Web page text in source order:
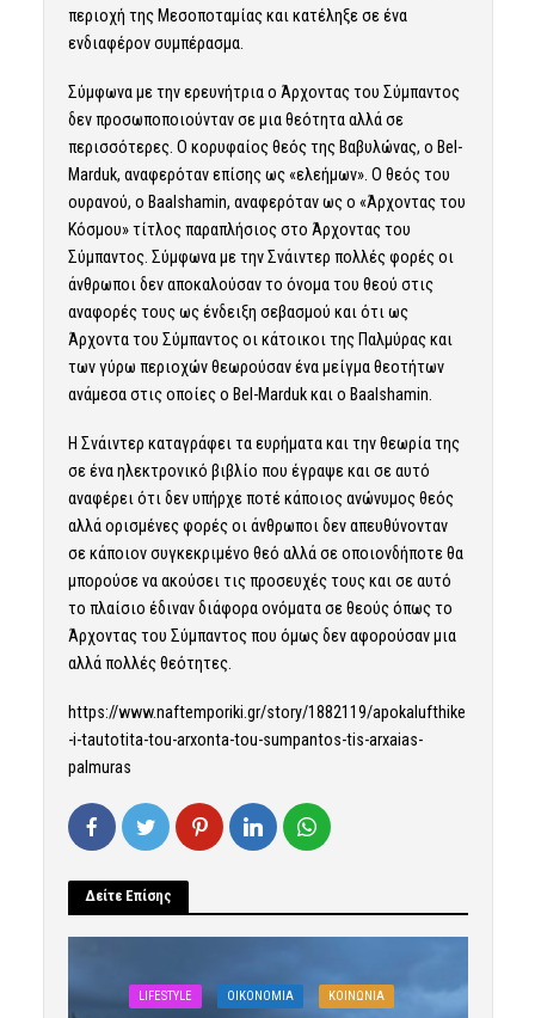
περιοχή της Μεσοποταμίας και κατέληξε σε ένα
ενδιαφέρον συμπέρασμα.
Σύμφωνα με την ερευνήτρια ο Άρχοντας του Σύμπαντος
δεν προσωποποιούνταν σε μια θεότητα αλλά σε
περισσότερες. Ο κορυφαίος θεός της Βαβυλώνας, ο Bel-
Marduk, αναφερόταν επίσης ως «ελεήμων». Ο θεός του
ουρανού, ο Baalshamin, αναφερόταν ως ο «Άρχοντας του
Κόσμου» τίτλος παραπλήσιος στο Άρχοντας του
Σύμπαντος. Σύμφωνα με την Σνάιντερ πολλές φορές οι
άνθρωποι δεν αποκαλούσαν το όνομα του θεού στις
αναφορές τους ως ένδειξη σεβασμού και ότι ως
Άρχοντα του Σύμπαντος οι κάτοικοι της Παλμύρας και
των γύρω περιοχών θεωρούσαν ένα μείγμα θεοτήτων
ανάμεσα στις οποίες ο Bel-Marduk και ο Baalshamin.
Η Σνάιντερ καταγράφει τα ευρήματα και την θεωρία της
σε ένα ηλεκτρονικό βιβλίο που έγραψε και σε αυτό
αναφέρει ότι δεν υπήρχε ποτέ κάποιος ανώνυμος θεός
αλλά ορισμένες φορές οι άνθρωποι δεν απευθύνονταν
σε κάποιον συγκεκριμένο θεό αλλά σε οποιονδήποτε θα
μπορούσε να ακούσει τις προσευχές τους και σε αυτό
το πλαίσιο έδιναν διάφορα ονόματα σε θεούς όπως το
Άρχοντας του Σύμπαντος που όμως δεν αφορούσαν μια
αλλά πολλές θεότητες.
https://www.naftemporiki.gr/story/1882119/apokalufthike
-i-tautotita-tou-arxonta-tou-sumpantos-tis-arxaias-
palmuras
Δείτε Επίσης
LIFESTYLE OIKONOMIA ΚΟΙΝΩΝΙΑ